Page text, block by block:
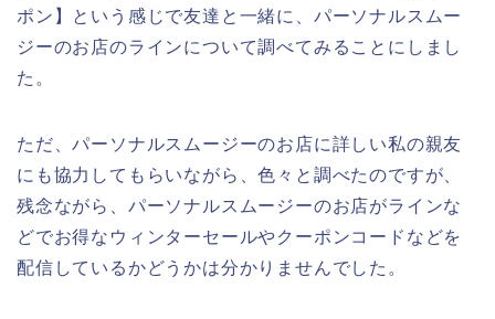
ポン】という感じで友達と一緒に、パーソナルスムー
ジーのお店のラインについて調べてみることにしまし
た。
ただ、パーソナルスムージーのお店に詳しい私の親友
にも協力してもらいながら、色々と調べたのですが、
残念ながら、パーソナルスムージーのお店がラインな
どでお得なウィンターセールやクーポンコードなどを
配信しているかどうかは分かりませんでした。